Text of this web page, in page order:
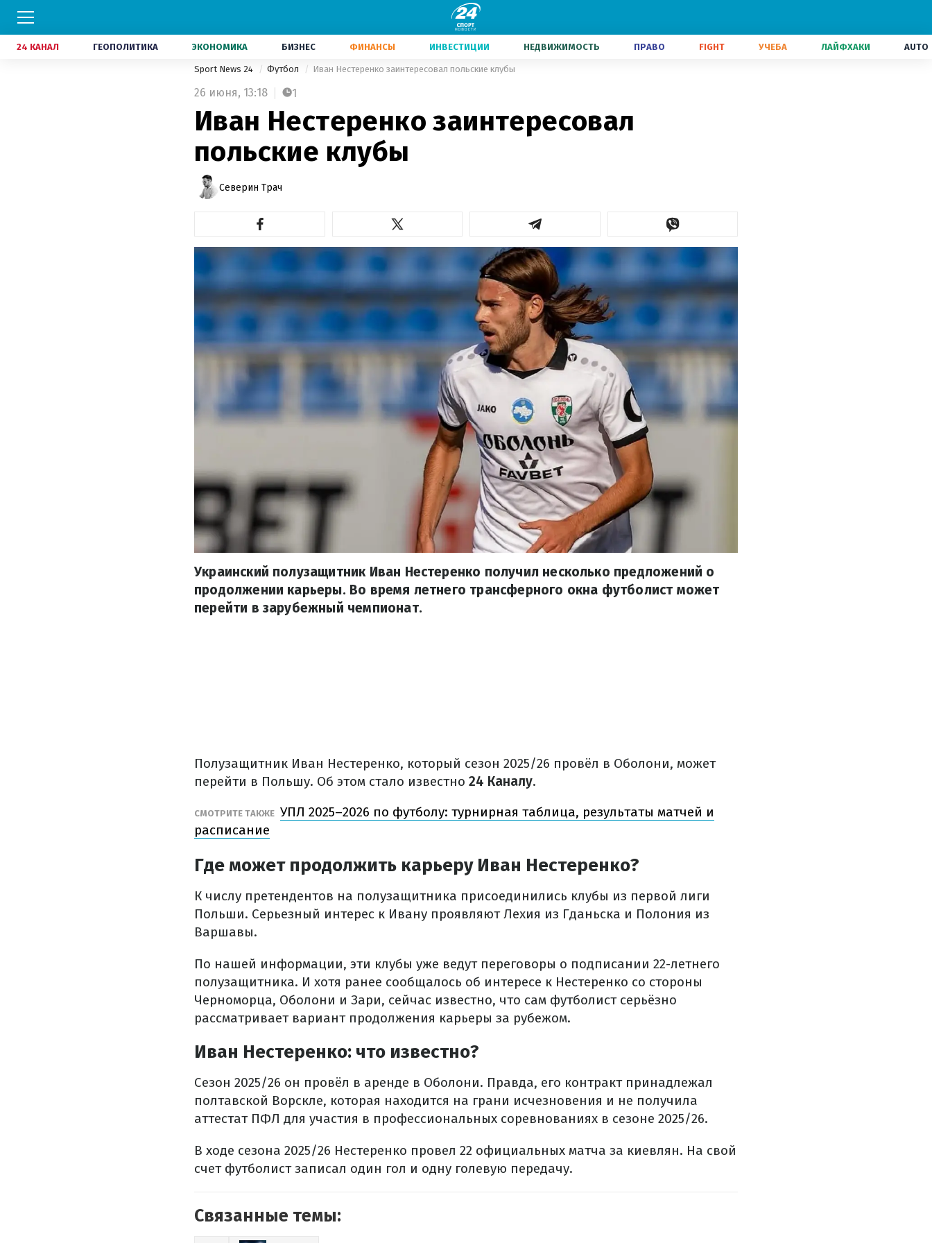
24 КАНАЛ ГЕОПОЛИТИКА ЭКОНОМИКА БИЗНЕС ФИНАНСЫ ИНВЕСТИЦИИ НЕДВИЖИМОСТЬ ПРАВО FIGHT УЧЕБА ЛАЙФХАКИ AUTO
Sport News 24 Футбол Иван Нестеренко заинтересовал польские клубы
26 июня, 13:18 1
Иван Нестеренко заинтересовал
польские клубы
Северин Трач
Украинский полузащитник Иван Нестеренко получил несколько предложений о
продолжении карьеры. Во время летнего трансферного окна футболист может
перейти в зарубежный чемпионат.
Полузащитник Иван Нестеренко, который сезон 2025/26 провёл в Оболони, может
перейти в Польшу. Об этом стало известно 24 Каналу.
СМОТРИТЕ ТАКЖЕ УПЛ 2025–2026 по футболу: турнирная таблица, результаты матчей и
расписание
Где может продолжить карьеру Иван Нестеренко?
К числу претендентов на полузащитника присоединились клубы из первой лиги
Польши. Серьезный интерес к Ивану проявляют Лехия из Гданьска и Полония из
Варшавы.
По нашей информации, эти клубы уже ведут переговоры о подписании 22-летнего
полузащитника. И хотя ранее сообщалось об интересе к Нестеренко со стороны
Черноморца, Оболони и Зари, сейчас известно, что сам футболист серьёзно
рассматривает вариант продолжения карьеры за рубежом.
Иван Нестеренко: что известно?
Сезон 2025/26 он провёл в аренде в Оболони. Правда, его контракт принадлежал
полтавской Ворскле, которая находится на грани исчезновения и не получила
аттестат ПФЛ для участия в профессиональных соревнованиях в сезоне 2025/26.
В ходе сезона 2025/26 Нестеренко провел 22 официальных матча за киевлян. На свой
счет футболист записал один гол и одну голевую передачу.
Связанные темы: